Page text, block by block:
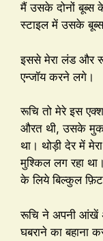
मैं उसके दोनों बूब्स
स्टाइल में उसके
इससे मेरा लंड और
एन्जॉय करने लगे।
रूचि तो मेरे इस
औरत थी, उसके
था। थोड़ी देर में
मुश्किल लग रहा
के लिये बिल्कुल
रूचि ने अपनी आंखें
घबराने का बहाना